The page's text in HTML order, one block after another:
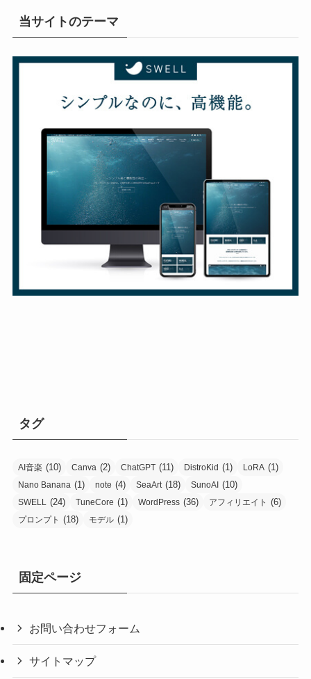
当サイトのテーマ
タグ
AI音楽 (10) Canva (2) ChatGPT (11) DistroKid (1) LoRA (1)
Nano Banana (1) note (4) SeaArt (18) SunoAI (10)
SWELL (24) TuneCore (1) WordPress (36) アフィリエイト (6)
プロンプト (18) モデル (1)
固定ページ
お問い合わせフォーム
サイトマップ